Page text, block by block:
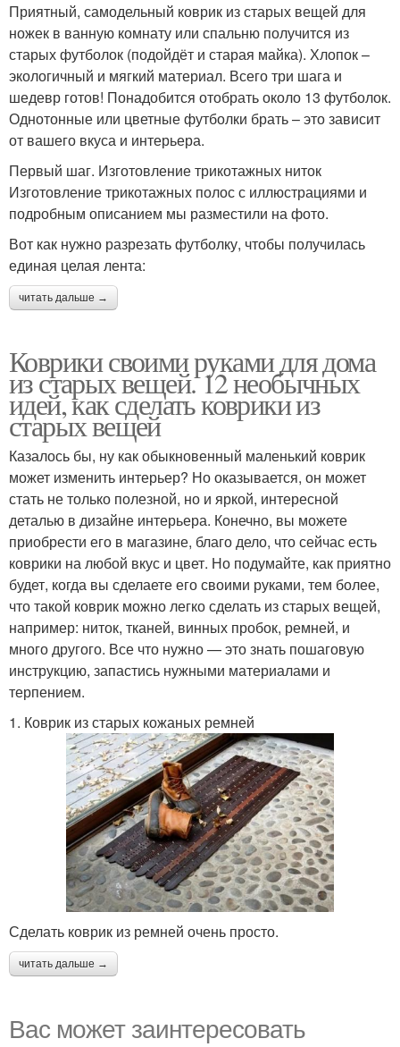
Приятный, самодельный коврик из старых вещей для
ножек в ванную комнату или спальню получится из
старых футболок (подойдёт и старая майка). Хлопок –
экологичный и мягкий материал. Всего три шага и
шедевр готов! Понадобится отобрать около 13 футболок.
Однотонные или цветные футболки брать – это зависит
от вашего вкуса и интерьера.
Первый шаг. Изготовление трикотажных ниток
Изготовление трикотажных полос с иллюстрациями и
подробным описанием мы разместили на фото.
Вот как нужно разрезать футболку, чтобы получилась
единая целая лента:
читать дальше →
Коврики своими руками для дома
из старых вещей. 12 необычных
идей, как сделать коврики из
старых вещей
Казалось бы, ну как обыкновенный маленький коврик
может изменить интерьер? Но оказывается, он может
стать не только полезной, но и яркой, интересной
деталью в дизайне интерьера. Конечно, вы можете
приобрести его в магазине, благо дело, что сейчас есть
коврики на любой вкус и цвет. Но подумайте, как приятно
будет, когда вы сделаете его своими руками, тем более,
что такой коврик можно легко сделать из старых вещей,
например: ниток, тканей, винных пробок, ремней, и
много другого. Все что нужно — это знать пошаговую
инструкцию, запастись нужными материалами и
терпением.
1. Коврик из старых кожаных ремней
Сделать коврик из ремней очень просто.
читать дальше →
Вас может заинтересовать